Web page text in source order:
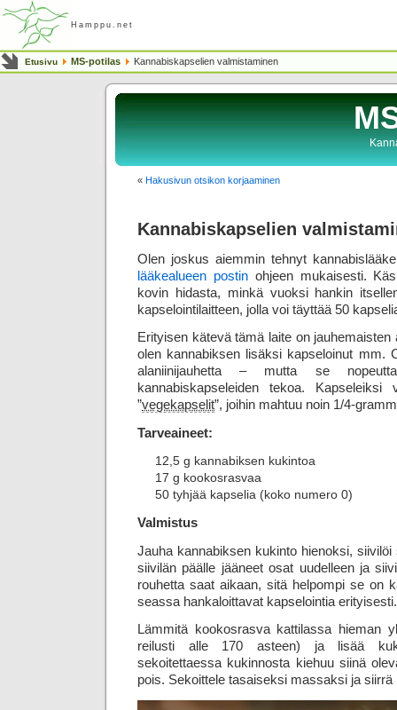
Hamppu.net
Etusivu MS-potilas Kannabiskapselien valmistaminen
« Hakusivun otsikon korjaaminen
Kannabiskapselien
Olen joskus aiemmin tehnyt
lääkealueen postinohjeen mukaisesti.
kovin hidasta, minkä vuoksi hankin
kapselointilaitteen, jolla voi täyttää 50
Erityisen kätevä tämä laite on jauhemaisten
olen kannabiksen lisäksi kapseloinut mm.
alaniinijauhetta – mutta se
kannabiskapseleiden tekoa.
”vegekapselit”, joihin mahtuu noin 1/4-
Tarveaineet:
12,5 g kannabiksen kukintoa
17 g kookosrasvaa
50 tyhjää kapselia (koko numero 0)
Valmistus
Jauha kannabiksen kukinto hienoksi,
siivilän päälle jääneet osat uudelleen ja
rouhetta saat aikaan, sitä helpompi se on
seassa hankaloittavat kapselointia erityisesti.
Lämmitä kookosrasva kattilassa hieman
reilusti alle 170 asteen) ja lisää
sekoitettaessa kukinnosta kiehuu siinä
pois. Sekoittele tasaiseksi massaksi ja siirrä